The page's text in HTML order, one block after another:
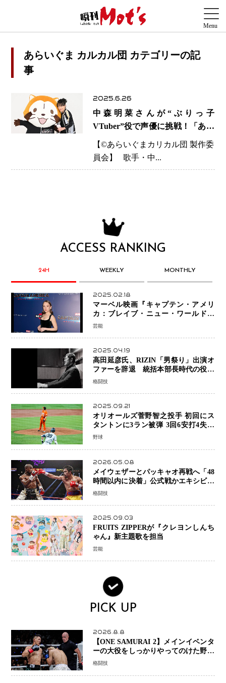
あらいぐま カルカル団 カテゴリーの記
事
2025.6.26
中森明菜さんが“ぶりっ子
VTuber”役で声優に挑戦！「あら
いぐま カルカル団」で意外な一
面を披露
【©️あらいぐまカリカル団 製作委
員会】 歌手・中...
ACCESS RANKING
24H WEEKLY MONTHLY
2025.02.18
マーベル映画『キャプテン・アメリ
カ：ブレイブ・ニュー・ワールド』
新ブラック・ウィドウ役のシラ・ハー
芸能
2025.04.19
高田延彦氏、RIZIN「男祭り」出演オ
ファーを辞退 統括本部長時代の役目
「すでに終えています」と明言
格闘技
2025.09.21
オリオールズ菅野智之投手 初回にス
タントンに3ラン被弾 3回6安打4失点
で降板
野球
2026.05.08
メイウェザーとパッキャオ再戦へ「48
時間以内に決着」公式戦かエキシビシ
ョンか混迷続く
格闘技
2025.09.03
FRUITS ZIPPERが『クレヨンしんち
ゃん』新主題歌を担当
芸能
PICK UP
2026.8.8
【ONE SAMURAI 2】メインイベンタ
ーの大役をしっかりやってのけた野杁
正明が衝撃のリベンジ！ リウ・メン
ーで完全決着
格闘技